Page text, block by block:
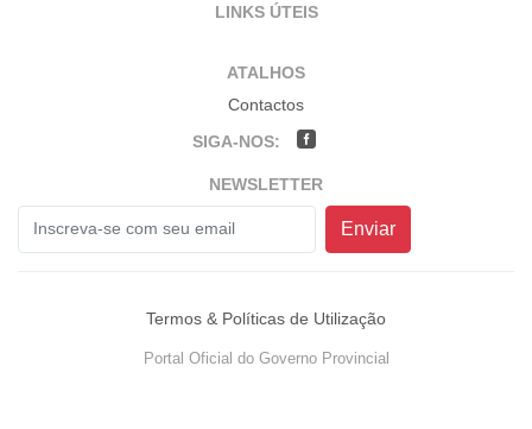
LINKS ÚTEIS
ATALHOS
Contactos
SIGA-NOS:
NEWSLETTER
Enviar
Termos & Políticas de Utilização
Portal Oficial do Governo Provincial